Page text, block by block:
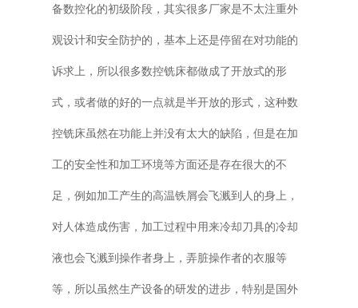
备数控化的初级阶段，其实很多厂家是不太注重外
观设计和安全防护的，基本上还是停留在对功能的
诉求上，所以很多数控铣床都做成了开放式的形
式，或者做的好的一点就是半开放的形式，这种数
控铣床虽然在功能上并没有太大的缺陷，但是在加
工的安全性和加工环境等方面还是存在很大的不
足，例如加工产生的高温铁屑会飞溅到人的身上，
对人体造成伤害，加工过程中用来冷却刀具的冷却
液也会飞溅到操作者身上，弄脏操作者的衣服等
等，所以虽然生产设备的研发的进步，特别是国外